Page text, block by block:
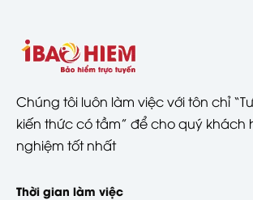
Chúng tôi luôn làm việc với tôn chỉ
kiến thức có tầm” để cho quý khách
nghiệm tốt nhất
Thời gian làm việc